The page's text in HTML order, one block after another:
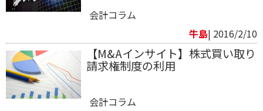
会計コラム
牛島| 2016/2/10
【M&Aインサイト】株式買い取り
請求権制度の利用
会計コラム